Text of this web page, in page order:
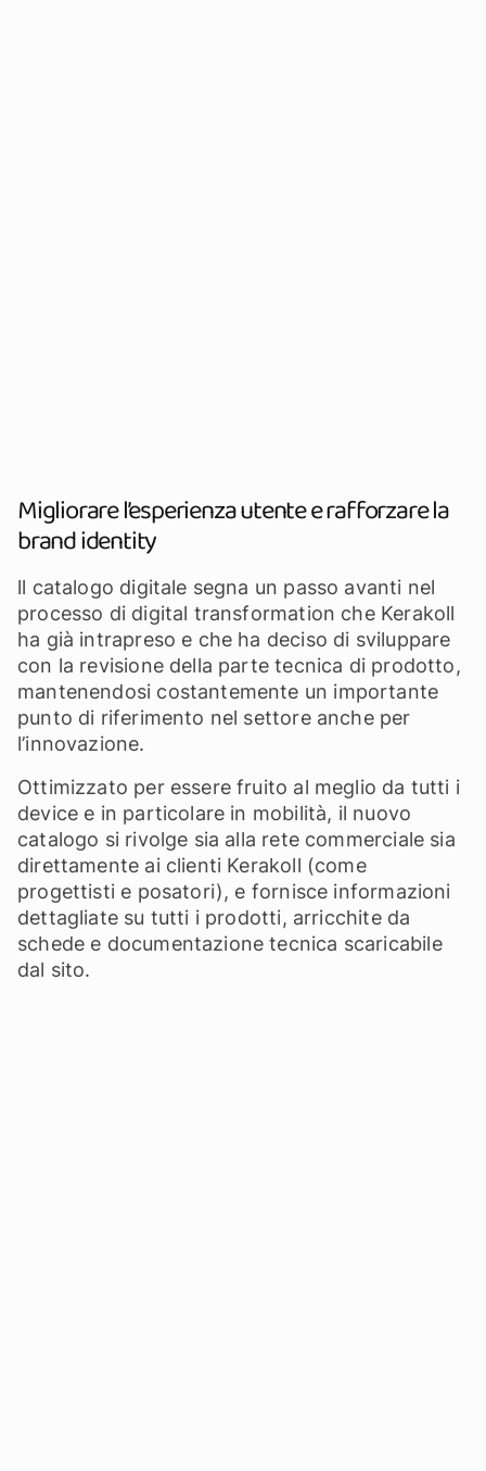
Migliorare l’esperienza utente e rafforzare la
brand identity
ll catalogo digitale segna un passo avanti nel
processo di digital transformation che Kerakoll
ha già intrapreso e che ha deciso di sviluppare
con la revisione della parte tecnica di prodotto,
mantenendosi costantemente un importante
punto di riferimento nel settore anche per
l’innovazione.
Ottimizzato per essere fruito al meglio da tutti i
device e in particolare in mobilità, il nuovo
catalogo si rivolge sia alla rete commerciale sia
direttamente ai clienti Kerakoll (come
progettisti e posatori), e fornisce informazioni
dettagliate su tutti i prodotti, arricchite da
schede e documentazione tecnica scaricabile
dal sito.